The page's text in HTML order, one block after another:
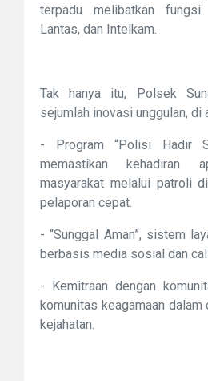
terpadu melibatkan fungsi
Lantas, dan Intelkam.
Tak hanya itu, Polsek
sejumlah inovasi unggulan, di
- Program “Polisi Hadir
memastikan kehadiran
masyarakat melalui patroli
pelaporan cepat.
- “Sunggal Aman”, sistem
berbasis media sosial dan
- Kemitraan dengan
komunitas keagamaan
kejahatan.